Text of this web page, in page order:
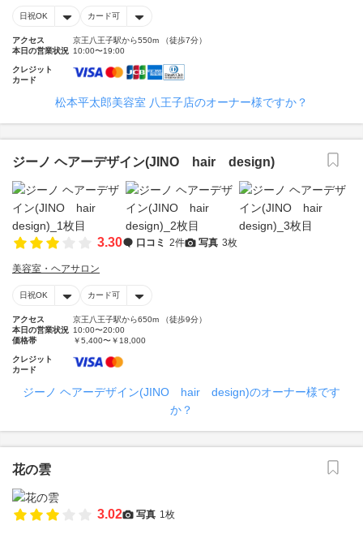
日祝OK カード可
アクセス
京王八王子駅から550m （徒歩7分）
本日の営業状況 10:00〜19:00
クレジット
カード
松本平太郎美容室 八王子店のオーナー様ですか？
ジーノ ヘアーデザイン(JINO hair design)
3.30 口コミ 2件 写真 3枚
美容室・ヘアサロン
日祝OK カード可
アクセス
京王八王子駅から650m （徒歩9分）
本日の営業状況 10:00〜20:00
価格帯
￥5,400〜￥18,000
クレジット
カード
ジーノ ヘアーデザイン(JINO hair design)のオーナー様です
か？
花の雲
3.02 写真 1枚